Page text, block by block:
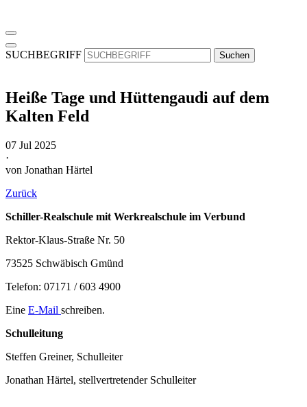
SUCHBEGRIFF Suchen
Heiße Tage und Hüttengaudi auf dem
Kalten Feld
07 Jul 2025
·
von Jonathan Härtel
Zurück
Schiller-Realschule mit Werkrealschule im Verbund
Rektor-Klaus-Straße Nr. 50
73525 Schwäbisch Gmünd
Telefon: 07171 / 603 4900
Eine E-Mail schreiben.
Schulleitung
Steffen Greiner, Schulleiter
Jonathan Härtel, stellvertretender Schulleiter